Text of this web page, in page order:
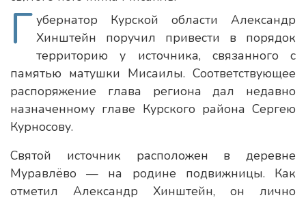
Г убернатор Курской области Александр
Хинштейн поручил привести в порядок
территорию у источника, связанного с
памятью матушки Мисаилы. Соответствующее
распоряжение глава региона дал недавно
назначенному главе Курского района Сергею
Курносову.
Святой источник расположен в деревне
Муравлёво — на родине подвижницы. Как
отметил Александр Хинштейн, он лично